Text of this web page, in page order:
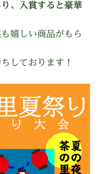
、入賞すると豪華
嬉しい商品がもら
しております！